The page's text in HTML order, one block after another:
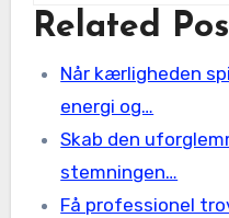
Related
Når kærligheden
energi og…
Skab den
stemningen…
Få professionel